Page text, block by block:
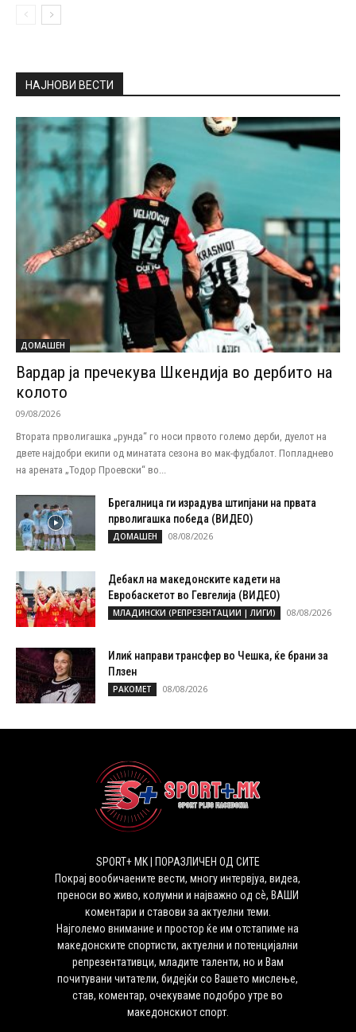
НАЈНОВИ ВЕСТИ
ДОМАШЕН
Вардар ја пречекува Шкендија во дербито на
колото
09/08/2026
Втората прволигашка „рунда“ го носи првото големо дерби, дуелот на
двете најдобри екипи од минатата сезона во мак-фудбалот. Попладнево
на арената „Тодор Проевски“ во...
Брегалница ги израдува штипјани на првата
прволигашка победа (ВИДЕО)
ДОМАШЕН 08/08/2026
Дебакл на македонските кадети на
Евробаскетот во Гевгелија (ВИДЕО)
МЛАДИНСКИ (РЕПРЕЗЕНТАЦИИ | ЛИГИ) 08/08/2026
Илиќ направи трансфер во Чешка, ќе брани за
Плзен
РАКОМЕТ 08/08/2026
SPORT+ MK | ПОРАЗЛИЧЕН ОД СИТЕ
Покрај вообичаените вести, многу интервјуа, видеа,
преноси во живо, колумни и најважно од сѐ, ВАШИ
коментари и ставови за актуелни теми.
Најголемо внимание и простор ќе им отстапиме на
македонските спортисти, актуелни и потенцијални
репрезентативци, младите таленти, но и Вам
почитувани читатели, бидејќи со Вашето мислење,
став, коментар, очекуваме подобро утре во
македонскиот спорт.